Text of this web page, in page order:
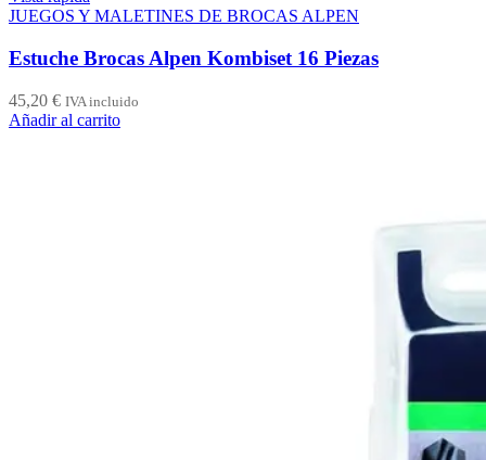
JUEGOS Y MALETINES DE BROCAS ALPEN
Estuche Brocas Alpen Kombiset 16 Piezas
45,20 € IVA incluido
Añadir al carrito